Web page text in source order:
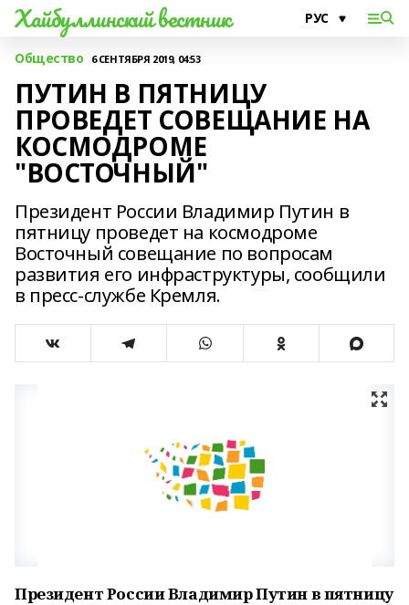
Хайбуллинский вестник
Общество 6 СЕНТЯБРЯ 2019, 04:53
ПУТИН В ПЯТНИЦУ
ПРОВЕДЕТ СОВЕЩАНИЕ НА
КОСМОДРОМЕ
"ВОСТОЧНЫЙ"
Президент России Владимир Путин в
пятницу проведет на космодроме
Восточный совещание по вопросам
развития его инфраструктуры, сообщили
в пресс-службе Кремля.
Президент России Владимир Путин в пятницу